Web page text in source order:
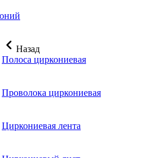
Назад
Полоса циркониевая
Проволока циркониевая
Циркониевая лента